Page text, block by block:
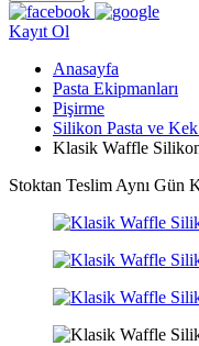
Kayıt Ol
Anasayfa
Pasta Ekipmanları
Pişirme
Silikon Pasta ve Kek
Klasik Waffle
Stoktan Teslim Aynı Gün